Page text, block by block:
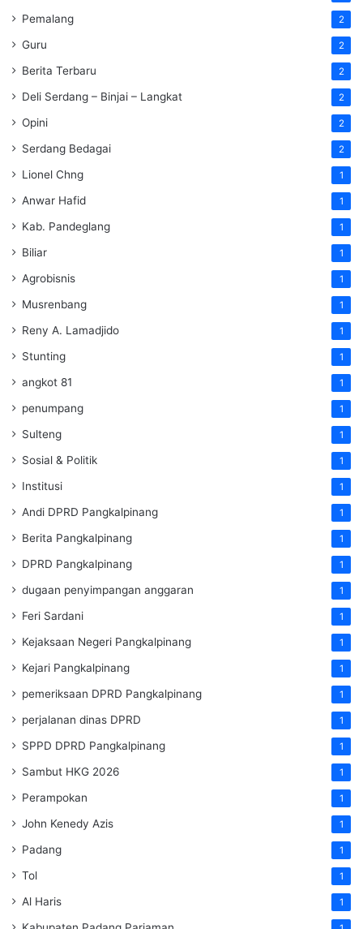
Pemalang 2
Guru 2
Berita Terbaru 2
Deli Serdang – Binjai – Langkat 2
Opini 2
Serdang Bedagai 2
Lionel Chng 1
Anwar Hafid 1
Kab. Pandeglang 1
Biliar 1
Agrobisnis 1
Musrenbang 1
Reny A. Lamadjido 1
Stunting 1
angkot 81 1
penumpang 1
Sulteng 1
Sosial & Politik 1
Institusi 1
Andi DPRD Pangkalpinang 1
Berita Pangkalpinang 1
DPRD Pangkalpinang 1
dugaan penyimpangan anggaran 1
Feri Sardani 1
Kejaksaan Negeri Pangkalpinang 1
Kejari Pangkalpinang 1
pemeriksaan DPRD Pangkalpinang 1
perjalanan dinas DPRD 1
SPPD DPRD Pangkalpinang 1
Sambut HKG 2026 1
Perampokan 1
John Kenedy Azis 1
Padang 1
Tol 1
Al Haris 1